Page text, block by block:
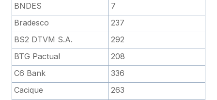
BNDES
7
Bradesco
237
BS2 DTVM S.A.
292
BTG Pactual
208
C6 Bank
336
Cacique
263